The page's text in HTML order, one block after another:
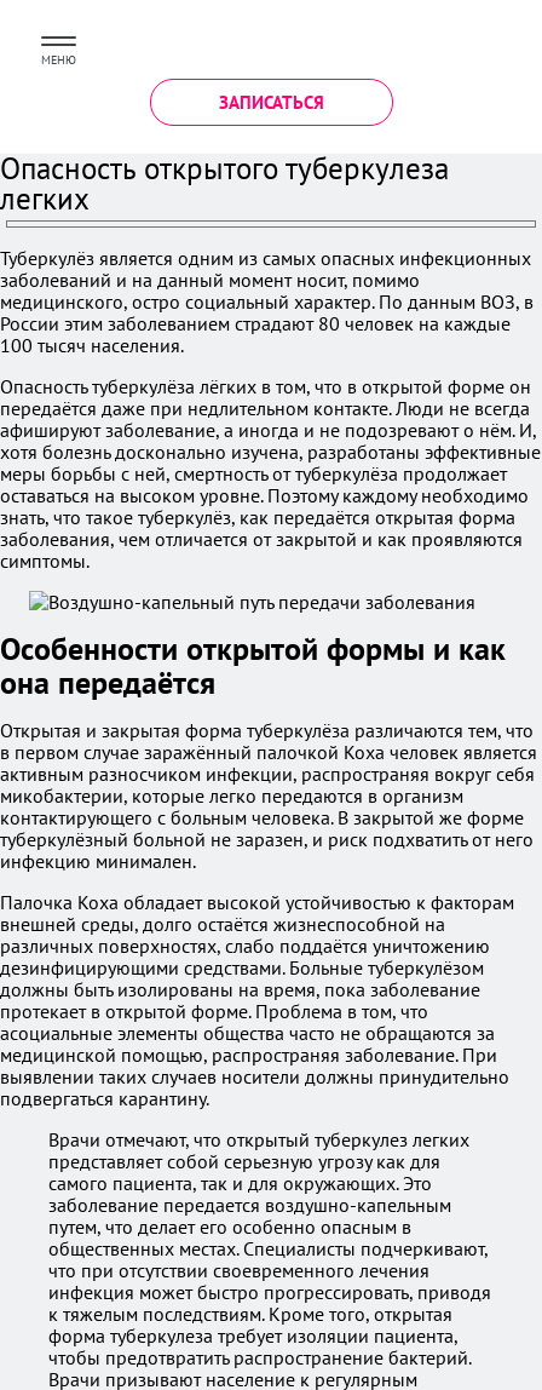
МЕНЮ
ЗАПИСАТЬСЯ
Опасность открытого туберкулеза
легких
Туберкулёз является одним из самых опасных инфекционных
заболеваний и на данный момент носит, помимо
медицинского, остро социальный характер. По данным ВОЗ, в
России этим заболеванием страдают 80 человек на каждые
100 тысяч населения.
Опасность туберкулёза лёгких в том, что в открытой форме он
передаётся даже при недлительном контакте. Люди не всегда
афишируют заболевание, а иногда и не подозревают о нём. И,
хотя болезнь досконально изучена, разработаны эффективные
меры борьбы с ней, смертность от туберкулёза продолжает
оставаться на высоком уровне. Поэтому каждому необходимо
знать, что такое туберкулёз, как передаётся открытая форма
заболевания, чем отличается от закрытой и как проявляются
симптомы.
Особенности открытой формы и как
она передаётся
Открытая и закрытая форма туберкулёза различаются тем, что
в первом случае заражённый палочкой Коха человек является
активным разносчиком инфекции, распространяя вокруг себя
микобактерии, которые легко передаются в организм
контактирующего с больным человека. В закрытой же форме
туберкулёзный больной не заразен, и риск подхватить от него
инфекцию минимален.
Палочка Коха обладает высокой устойчивостью к факторам
внешней среды, долго остаётся жизнеспособной на
различных поверхностях, слабо поддаётся уничтожению
дезинфицирующими средствами. Больные туберкулёзом
должны быть изолированы на время, пока заболевание
протекает в открытой форме. Проблема в том, что
асоциальные элементы общества часто не обращаются за
медицинской помощью, распространяя заболевание. При
выявлении таких случаев носители должны принудительно
подвергаться карантину.
Врачи отмечают, что открытый туберкулез легких
представляет собой серьезную угрозу как для
самого пациента, так и для окружающих. Это
заболевание передается воздушно-капельным
путем, что делает его особенно опасным в
общественных местах. Специалисты подчеркивают,
что при отсутствии своевременного лечения
инфекция может быстро прогрессировать, приводя
к тяжелым последствиям. Кроме того, открытая
форма туберкулеза требует изоляции пациента,
чтобы предотвратить распространение бактерий.
Врачи призывают население к регулярным